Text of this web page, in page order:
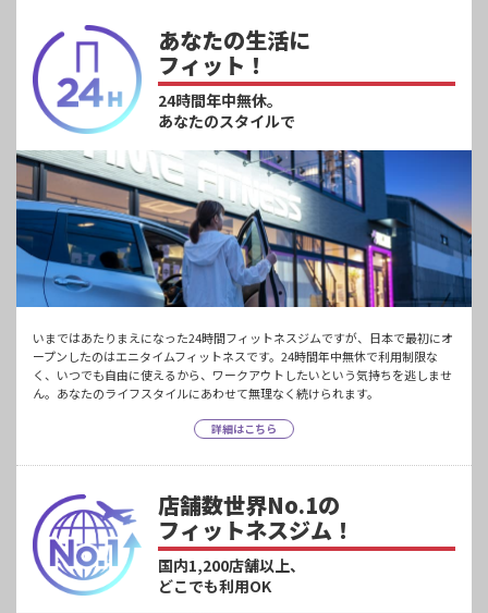
あなたの生活に
フィット！
24時間年中無休。
あなたのスタイルで
いまではあたりまえになった24時間フィットネスジムですが、日本で最初にオ
ープンしたのはエニタイムフィットネスです。24時間年中無休で利用制限な
く、いつでも自由に使えるから、ワークアウトしたいという気持ちを逃しませ
ん。あなたのライフスタイルにあわせて無理なく続けられます。
詳細はこちら
店舗数世界No.1の
フィットネスジム！
国内1,200店舗以上、
どこでも利用OK